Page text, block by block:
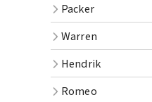
Packer
Warren
Hendrik
Romeo